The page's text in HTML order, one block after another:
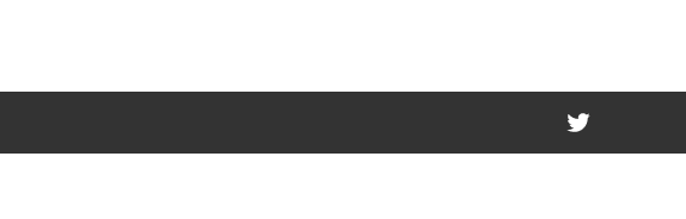
お金の掛からない消臭方法！メールマガ
ジン登録のご案内！